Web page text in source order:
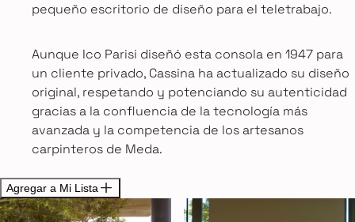
pequeño escritorio de diseño para el teletrabajo.
Aunque Ico Parisi diseñó esta consola en 1947 para
un cliente privado, Cassina ha actualizado su diseño
original, respetando y potenciando su autenticidad
gracias a la confluencia de la tecnología más
avanzada y la competencia de los artesanos
carpinteros de Meda.
Agregar a Mi Lista